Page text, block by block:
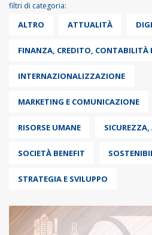
filtri di categoria:
ALTRO ATTUALITÀ
FINANZA, CREDITO, CONTABILITÀ
INTERNAZIONALIZZAZIONE
MARKETING E COMUNICAZIONE
RISORSE UMANE
SOCIETÀ BENEFIT
STRATEGIA E SVILUPPO